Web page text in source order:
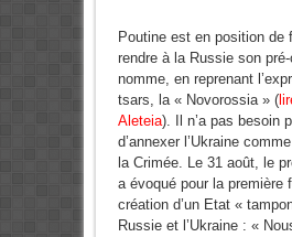
Poutine est en position de
rendre à la Russie son pré-
nomme, en reprenant
tsars, la « Novorossia » (
Aleteia). Il n’a pas besoin
d’annexer l’Ukraine
la Crimée. Le 31 août, le
a évoqué pour la première
création d’un Etat «
Russie et l’Ukraine : «